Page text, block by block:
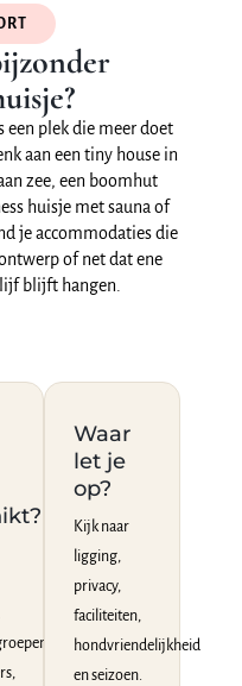
een plek die meer doet
aan een tiny house in
zee, een boomhut
huisje met sauna of
je accommodaties die
of net dat ene
blijft hangen.
Waar
let je
op?
Kijk naar
ligging,
privacy,
faciliteiten,
hondvriendelijkheid
en seizoen.